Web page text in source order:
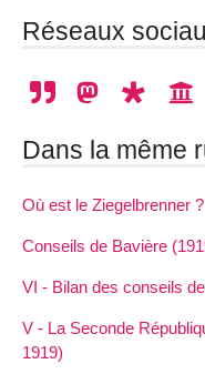
Réseaux
Dans la même
Où est le Ziegelbrenner ?
Conseils de Bavière
VI - Bilan des conseils
V - La Seconde
1919)